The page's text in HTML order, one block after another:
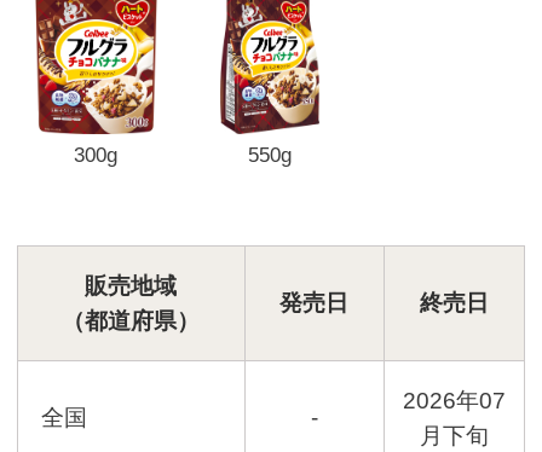
300g 550g
販売地域
（都道府県）
発売日 終売日
全国 -
2026年07
月下旬